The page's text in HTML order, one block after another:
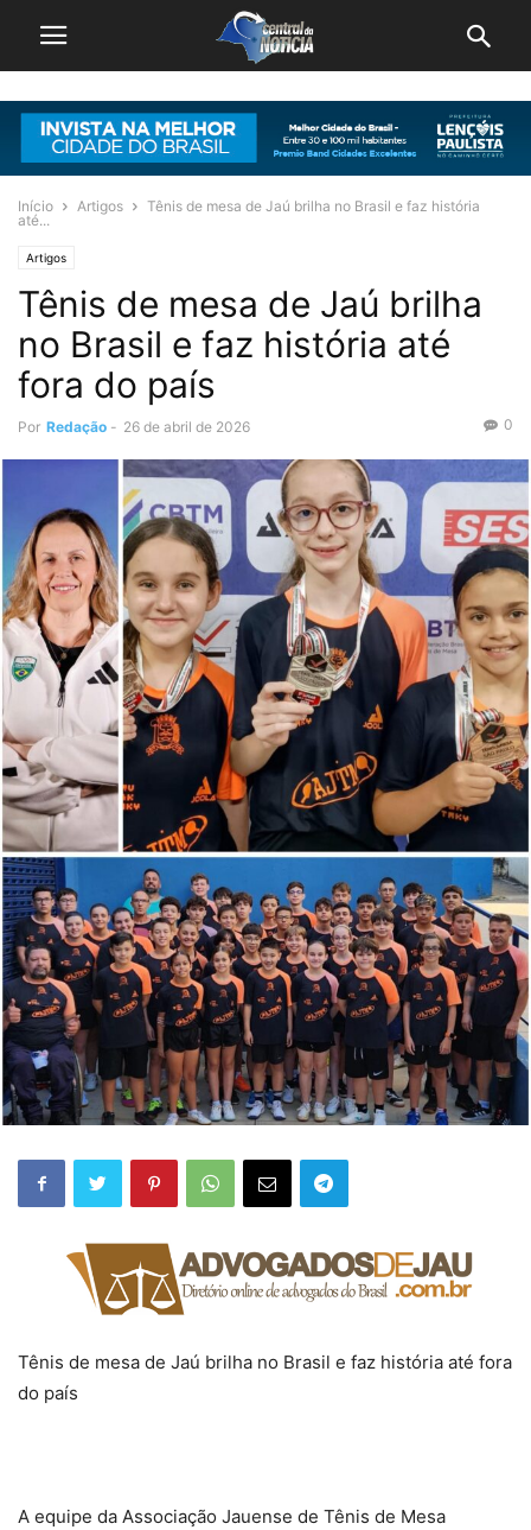
Início Artigos
Tênis de mesa de Jaú brilha no Brasil e faz história
até...
Artigos
Tênis de mesa de Jaú brilha
no Brasil e faz história até
fora do país
Por Redação - 26 de abril de 2026 0
Tênis de mesa de Jaú brilha no Brasil e faz história até fora
do país
A equipe da Associação Jauense de Tênis de Mesa